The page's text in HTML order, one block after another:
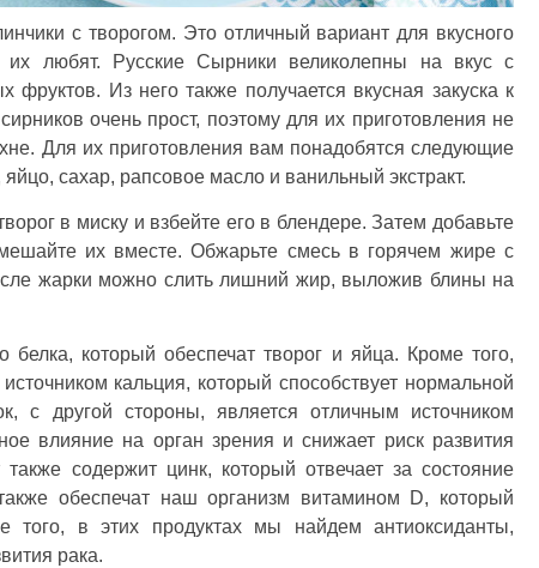
с творогом. Это отличный вариант для вкусного
их любят. Русские Сырники великолепны на вкус с
Из него также получается вкусная закуска к
очень прост, поэтому для их приготовления не
Для их приготовления вам понадобятся следующие
сахар, рапсовое масло и ванильный экстракт.
в миску и взбейте его в блендере. Затем добавьте
их вместе. Обжарьте смесь в горячем жире с
жарки можно слить лишний жир, выложив блины на
белка, который обеспечат творог и яйца. Кроме того,
кальция, который способствует нормальной
с другой стороны, является отличным источником
влияние на орган зрения и снижает риск развития
содержит цинк, который отвечает за состояние
обеспечат наш организм витамином D, который
того, в этих продуктах мы найдем антиоксиданты,
рака.